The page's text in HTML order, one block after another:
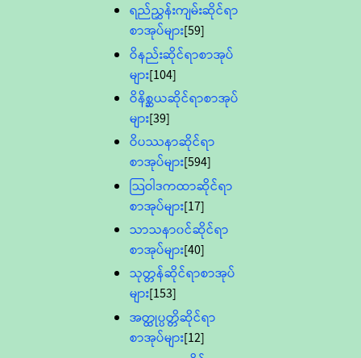
ရည်ညွှန်းကျမ်းဆိုင်ရာ
စာအုပ်များ[59]
ဝိနည်းဆိုင်ရာစာအုပ်
များ[104]
ဝိနိစ္ဆယဆိုင်ရာစာအုပ်
များ[39]
ဝိပဿနာဆိုင်ရာ
စာအုပ်များ[594]
သြဝါဒကထာဆိုင်ရာ
စာအုပ်များ[17]
သာသနာ၀င်ဆိုင်ရာ
စာအုပ်များ[40]
သုတ္တန်ဆိုင်ရာစာအုပ်
များ[153]
အတ္ထုပ္ပတ္တိဆိုင်ရာ
စာအုပ်များ[12]